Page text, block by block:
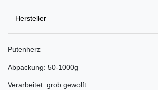
Hersteller
Putenherz
Abpackung: 50-1000g
Verarbeitet: grob gewolft